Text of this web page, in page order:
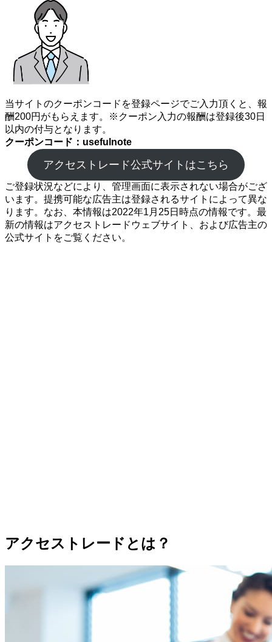
当サイトのクーポンコードを登録ページでご入力頂くと、報
酬200円がもらえます。※クーポン入力の報酬は登録後30日
以内の付与となります。
クーポンコード：usefulnote
アクセストレード公式サイトはこちら
ご登録状況などにより、管理画面に表示されない場合がござ
います。提携可能な広告主は登録されるサイトによって異な
ります。なお、本情報は2022年1月25日時点の情報です。最
新の情報はアクセストレードウェブサイト、および広告主の
公式サイトをご覧ください。
アクセストレードとは？